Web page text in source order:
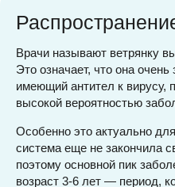
Врачи называют ветрянку
Это означает, что она
имеющий антител к вирусу,
высокой вероятностью
Особенно это актуально
система еще не закончила
поэтому основной пик
возраст 3-6 лет — период,